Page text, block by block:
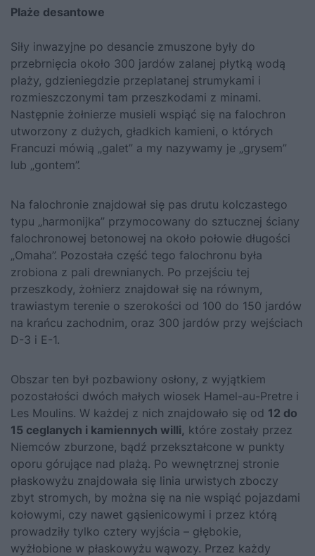
Plaże desantowe
Siły inwazyjne po desancie zmuszone były do
przebrnięcia około 300 jardów zalanej płytką wodą
plaży, gdzieniegdzie przeplatanej strumykami i
rozmieszczonymi tam przeszkodami z minami.
Następnie żołnierze musieli wspiąć się na falochron
utworzony z dużych, gładkich kamieni, o których
Francuzi mówią „galet” a my nazywamy je „grysem”
lub „gontem”.
Na falochronie znajdował się pas drutu kolczastego
typu „harmonijka” przymocowany do sztucznej ściany
falochronowej betonowej na około połowie długości
„Omaha”. Pozostała część tego falochronu była
zrobiona z pali drewnianych. Po przejściu tej
przeszkody, żołnierz znajdował się na równym,
trawiastym terenie o szerokości od 100 do 150 jardów
na krańcu zachodnim, oraz 300 jardów przy wejściach
D-3 i E-1.
Obszar ten był pozbawiony osłony, z wyjątkiem
pozostałości dwóch małych wiosek Hamel-au-Pretre i
Les Moulins. W każdej z nich znajdowało się od 12 do
15 ceglanych i kamiennych willi, które zostały przez
Niemców zburzone, bądź przekształcone w punkty
oporu górujące nad plażą. Po wewnętrznej stronie
płaskowyżu znajdowała się linia urwistych zboczy
zbyt stromych, by można się na nie wspiąć pojazdami
kołowymi, czy nawet gąsienicowymi i przez którą
prowadziły tylko cztery wyjścia – głębokie,
wyżłobione w płaskowyżu wąwozy. Przez każdy